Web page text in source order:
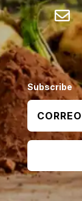

Subscribe